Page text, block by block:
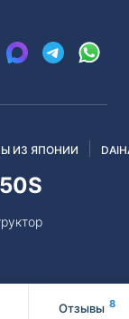
ИЗ ЯПОНИИ
Отзывы 8